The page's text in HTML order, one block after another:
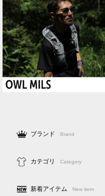
ブランド Brand
カテゴリ Category
新着アイテム New item